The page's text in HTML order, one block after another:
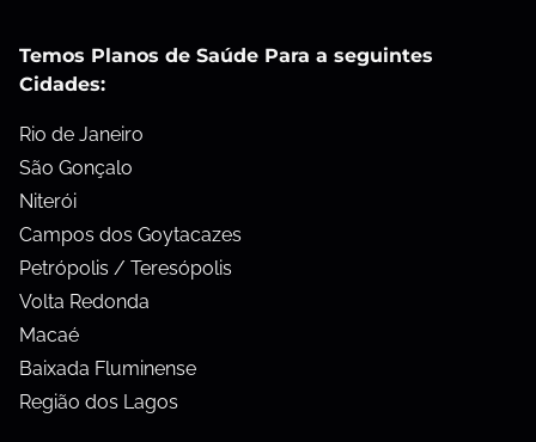
Temos Planos de Saúde Para a seguintes
Cidades:
Rio de Janeiro
São Gonçalo
Niterói
Campos dos Goytacazes
Petrópolis / Teresópolis
Volta Redonda
Macaé
Baixada Fluminense
Região dos Lagos